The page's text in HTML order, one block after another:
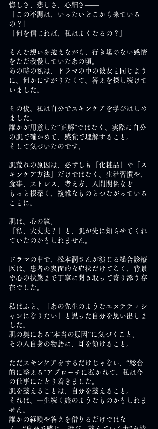
悔しさ、悲しさ、心細さ――
「この不調は、いったいどこから来ている
の？」
「何を信じれば、私はよくなるの？」
そんな想いを抱えながら、行き場のない感情
をただ我慢していたあの頃。
あの時の私は、ドラマの中の彼女と同じよう
に、何かにすがりたくて、答えを探し続けて
いました。
その後、私は自分でスキンケアを学びはじめ
ました。
誰かが用意した“正解”ではなく、実際に自分
の肌で確かめて、感覚で理解すること。
そして気づいたのです。
肌荒れの原因は、必ずしも「化粧品」や「ス
キンケア方法」だけではなく、生活習慣や、
食事、ストレス、考え方、人間関係など……
もっと根深く、複雑なものとつながっている
ことに。
肌は、心の鏡。
「私、大丈夫？」と、肌が先に知らせてくれ
ていたのかもしれません。
ドラマの中で、松本潤さんが演じる総合診療
医は、患者の表面的な症状だけでなく、背景
や心の状態まで丁寧に聞き取って寄り添う存
在でした。
私はふと、「あの先生のようなエステティシ
ャンになりたい」と思った自分を思い出しま
した。
肌の奥にある“本当の原因”に気づくこと。
その人自身の物語に、耳を傾けること。
ただスキンケアをするだけじゃない、“総合
的に整える”アプローチに惹かれて、私は今
の仕事にたどり着きました。
肌を整えることは、自分を整えること。
それは、一生続く旅のようなものかもしれま
せん。
誰かの経験や答えを借りるだけではな